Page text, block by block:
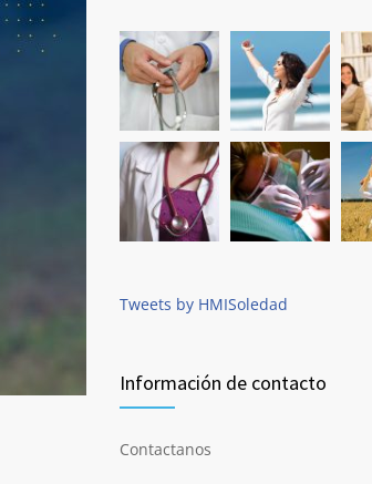
Tweets by HMISoledad
Información de contacto
Contactanos